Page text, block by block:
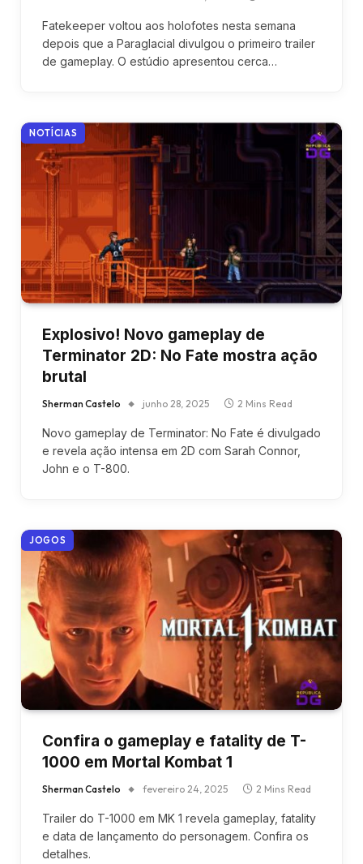
Fatekeeper voltou aos holofotes nesta semana
depois que a Paraglacial divulgou o primeiro trailer
de gameplay. O estúdio apresentou cerca…
NOTÍCIAS
Explosivo! Novo gameplay de
Terminator 2D: No Fate mostra ação
brutal
Sherman Castelo junho 28, 2025 2 Mins Read
Novo gameplay de Terminator: No Fate é divulgado
e revela ação intensa em 2D com Sarah Connor,
John e o T-800.
JOGOS
Confira o gameplay e fatality de T-
1000 em Mortal Kombat 1
Sherman Castelo fevereiro 24, 2025 2 Mins Read
Trailer do T-1000 em MK 1 revela gameplay, fatality
e data de lançamento do personagem. Confira os
detalhes.